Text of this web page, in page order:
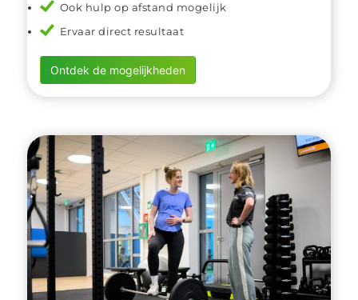
Ook hulp op afstand mogelijk
Ervaar direct resultaat
Ontdek de mogelijkheden